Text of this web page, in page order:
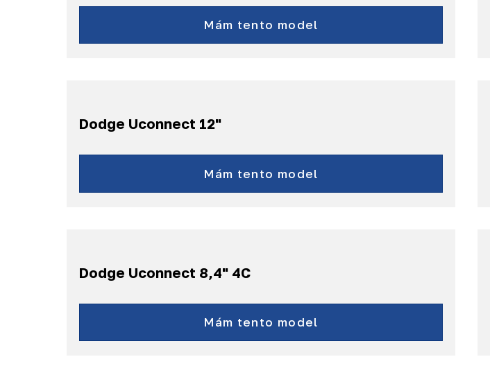
Cherokee
Grand Cherokee
a ďalšie...
Mám tento model
Dodge Uconnect 12"
RAM
a ďalšie...
Mám tento model
Dodge Uconnect 8,4" 4C
Durango
RAM
Charger
Mám tento model